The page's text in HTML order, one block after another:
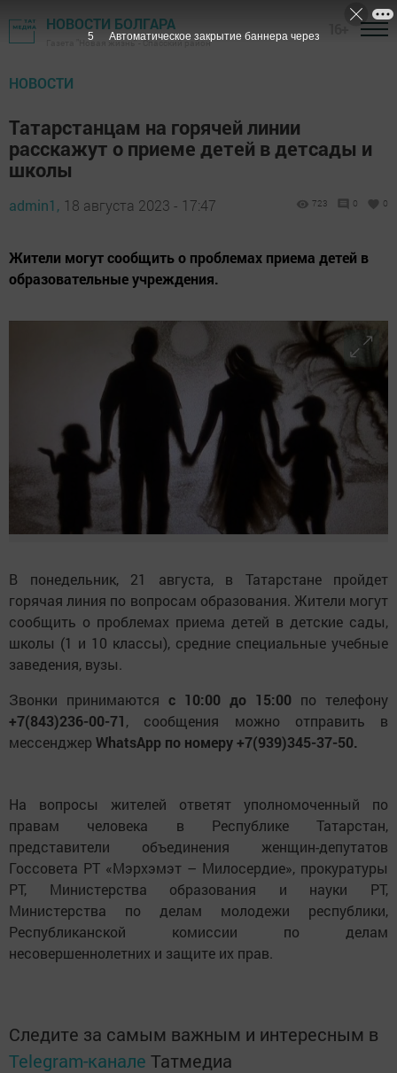
НОВОСТИ БОЛГАРА
Газета "Новая жизнь" - Спасский район
НОВОСТИ
Татарстанцам на горячей линии
расскажут о приеме детей в детсады и
школы
admin1, 18 августа 2023 - 17:47 723 0 0
Жители могут сообщить о проблемах приема детей в
образовательные учреждения.
В понедельник, 21 августа, в Татарстане пройдет
горячая линия по вопросам образования. Жители могут
сообщить о проблемах приема детей в детские сады,
школы (1 и 10 классы), средние специальные учебные
заведения, вузы.
Звонки принимаются с 10:00 до 15:00 по телефону
+7(843)236-00-71, сообщения можно отправить в
мессенджер WhatsApp по номеру +7(939)345-37-50.
На вопросы жителей ответят уполномоченный по
правам человека в Республике Татарстан,
представители объединения женщин-депутатов
Госсовета РТ «Мэрхэмэт – Милосердие», прокуратуры
РТ, Министерства образования и науки РТ,
Министерства по делам молодежи республики,
Республиканской комиссии по делам
несовершеннолетних и защите их прав.
Следите за самым важным и интересным в
Telegram-канале Татмедиа
3 Автоматическое закрытие баннера через